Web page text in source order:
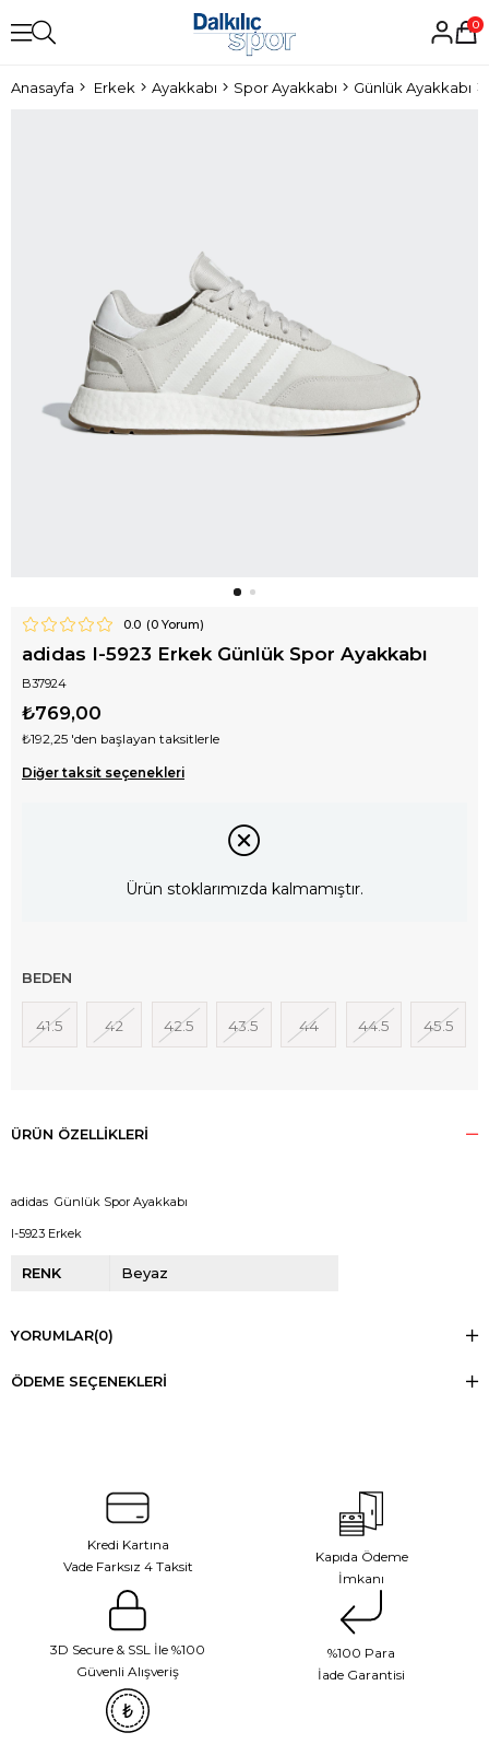
0
Anasayfa Erkek Ayakkabı Spor Ayakkabı Günlük Ayakkabı
0.0 (0Yorum)
adidas I-5923 Erkek Günlük Spor Ayakkabı
B37924
₺769,00
₺192,25 'den başlayan taksitlerle
Diğer taksit seçenekleri
Ürün stoklarımızda kalmamıştır.
BEDEN
41.5 42 42.5 43.5 44 44.5 45.5
ÜRÜN ÖZELLIKLERI
adidas Günlük Spor Ayakkabı
I-5923 Erkek
RENK Beyaz
YORUMLAR(0)
ÖDEME SEÇENEKLERI
Kredi Kartına
Vade Farksız 4 Taksit
Kapıda Ödeme
İmkanı
3D Secure & SSL İle %100
Güvenli Alışveriş
%100 Para
İade Garantisi